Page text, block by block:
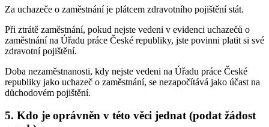
Za uchazeče o zaměstnání je plátcem zdravotního pojištění stát.
Při ztrátě zaměstnání, pokud nejste vedeni v evidenci uchazečů o
zaměstnání na Úřadu práce České republiky, jste povinni platit si své
zdravotní pojištění.
Doba nezaměstnanosti, kdy nejste vedeni na Úřadu práce České
republiky jako uchazeč o zaměstnání, se nezapočítává jako účast na
důchodovém pojištění.
5. Kdo je oprávněn v této věci jednat (podat žádost